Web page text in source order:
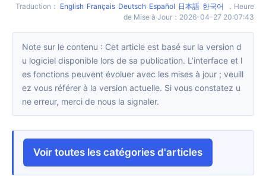
Traduction ： English Français Deutsch Español 日本語 한국어 ， Heure
de Mise à Jour ： 2026-04-27 20:07:43
Note sur le contenu : Cet article est basé sur la version d
u logiciel disponible lors de sa publication. L’interface et l
es fonctions peuvent évoluer avec les mises à jour ; veuill
ez vous référer à la version actuelle. Si vous constatez u
ne erreur, merci de nous la signaler.
Voir toutes les catégories d'articles